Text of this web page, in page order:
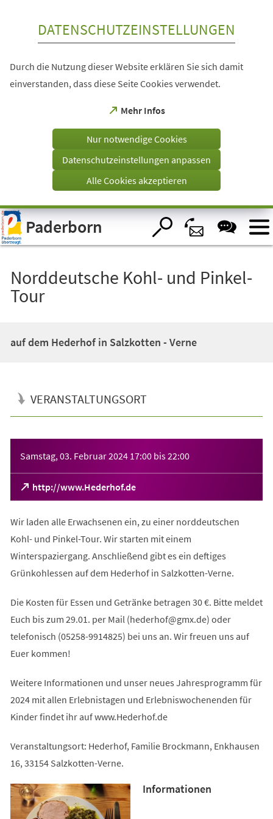
Visuelle
Assistenzsoftware
öffnen.
DATENSCHUTZEINSTELLUNGEN
Durch die Nutzung dieser Website erklären Sie sich damit
einverstanden, dass diese Seite Cookies verwendet.
Mehr Infos
(Öffnet
einem
Tab)
Nur notwendige Cookies
Datenschutzeinstellungen anpassen
Alle Cookies akzeptieren
Paderborn
Norddeutsche Kohl- und Pinkel-
Tour
auf dem Hederhof in Salzkotten - Verne
VERANSTALTUNGSORT
Samstag, 03. Februar 2024 17:00 bis22:00
http://www.Hederhof.de
(Öffnet
in
neuen
Tab)
Wir laden alle Erwachsenen ein, zu einer norddeutschen
Kohl- und Pinkel-Tour. Wir starten mit einem
Winterspaziergang. Anschließend gibt es ein deftiges
Grünkohlessen auf dem Hederhof in Salzkotten-Verne.
Die Kosten für Essen und Getränke betragen 30 €. Bitte meldet
Euch bis zum 29.01. per Mail (hederhof gmx de) oder
telefonisch (05258-9914825) bei uns an. Wir freuen uns auf
Euer kommen!
Weitere Informationen und unser neues Jahresprogramm für
2024 mit allen Erlebnistagen und Erlebniswochenenden für
Kinder findet ihr auf www.Hederhof.de
Veranstaltungsort: Hederhof, Familie Brockmann, Enkhausen
16, 33154 Salzkotten-Verne.
Informationen